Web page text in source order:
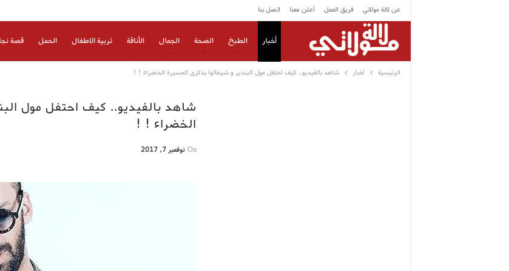
عن لالة مولاتي فريق العمل أعلن معنا اتصل بنا
أخبار الطبخ الصحة الجمال الأناقة تربية الاطفال الحمل قصة
الرئيسية اخبار شاهد بالفيديو.. كيف احتفل مول البندير و شيخاتوا بذكرى المسيرة الخضراء ! !
شاهد بالفيديو.. كيف احتفل مول
الخضراء ! !
On نوفمبر 7, 2017